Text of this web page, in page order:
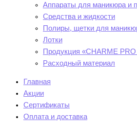
Аппараты для маникюра и
Средства и жидкости
Полиры, щетки для
Лотки
Продукция «CHARME
Расходный материал
Главная
Акции
Сертификаты
Оплата и доставка